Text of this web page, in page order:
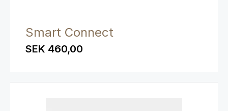
Smart Connect
SEK 460,00